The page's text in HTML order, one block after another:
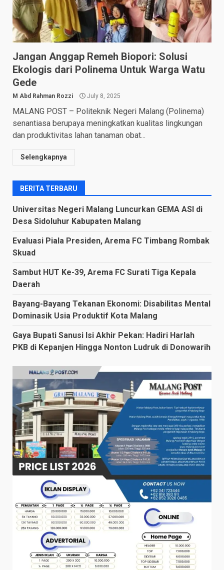
Jangan Anggap Remeh Biopori: Solusi
Ekologis dari Polinema Untuk Warga Watu
Gede
M Abd Rahman Rozzi July 8, 2025
MALANG POST – Politeknik Negeri Malang (Polinema)
senantiasa berupaya meningkatkan kualitas lingkungan
dan produktivitas lahan tanaman obat...
Selengkapnya
BERITA TERBARU
Universitas Negeri Malang Luncurkan GEMA ASI di
Desa Sidoluhur Kabupaten Malang
Evaluasi Piala Presiden, Arema FC Timbang Rombak
Skuad
Sambut HUT Ke-39, Arema FC Surati Tiga Kepala
Daerah
Bayang-Bayang Tekanan Ekonomi: Disabilitas Mental
Dominasik Usia Produktif Kota Malang
Gaya Bupati Sanusi Isi Akhir Pekan: Hadiri Harlah
PKB di Kepanjen Hingga Nonton Ludruk di Donowarih